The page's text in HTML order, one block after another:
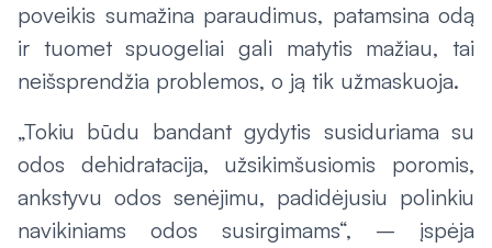
poveikis sumažina paraudimus, patamsina odą
ir tuomet spuogeliai gali matytis mažiau, tai
neišsprendžia problemos, o ją tik užmaskuoja.
„Tokiu būdu bandant gydytis susiduriama su
odos dehidratacija, užsikimšusiomis poromis,
ankstyvu odos senėjimu, padidėjusiu polinkiu
navikiniams odos susirgimams“, – įspėja